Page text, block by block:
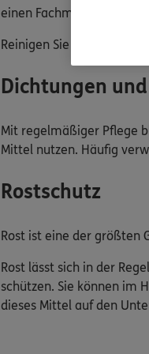
einen Fachmann,
Reinigen Sie das Material
Dichtungen
Mit regelmäßiger Pflege
Mittel nutzen. Häufig
Rostschutz
Rost ist eine der größten
Rost lässt sich in der
schützen. Sie können im
dieses Mittel auf den